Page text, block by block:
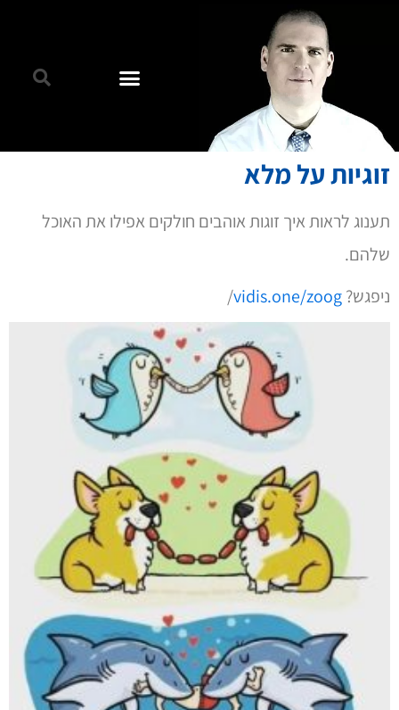
זוגיות על מלא
תענוג לראות איך זוגות אוהבים חולקים אפילו את האוכל
שלהם.
ניפגש?vidis.one/zoog
/